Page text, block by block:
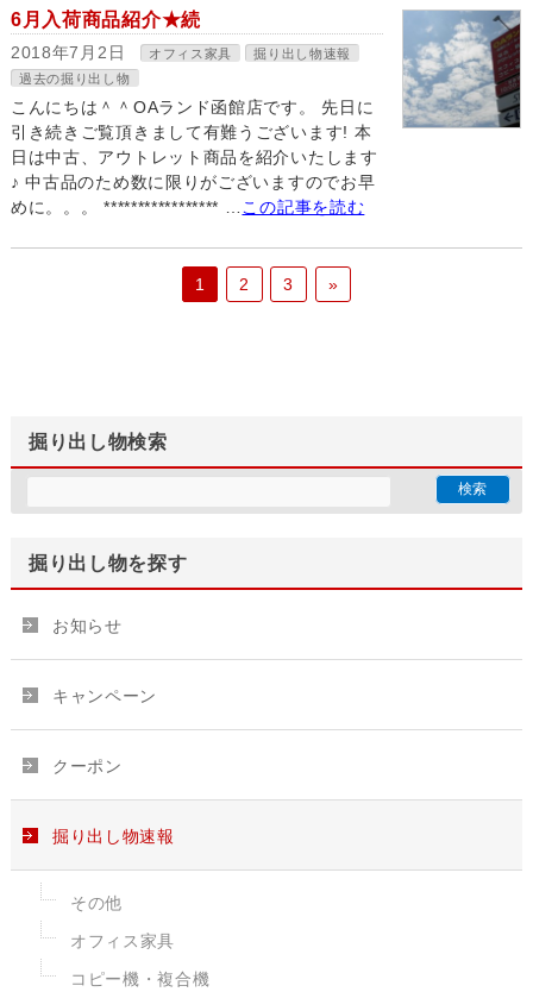
6月入荷商品紹介★続
2018年7月2日 オフィス家具
掘り出し物速報
過去の掘り出し物
こんにちは＾＾OAランド函館店です。 先日に
引き続きご覧頂きまして有難うございます! 本
日は中古、アウトレット商品を紹介いたします
♪ 中古品のため数に限りがございますのでお早
めに。。。 ***************** … この記事を読む
1 2 3 »
掘り出し物検索
掘り出し物を探す
お知らせ
キャンペーン
クーポン
掘り出し物速報
その他
オフィス家具
コピー機・複合機